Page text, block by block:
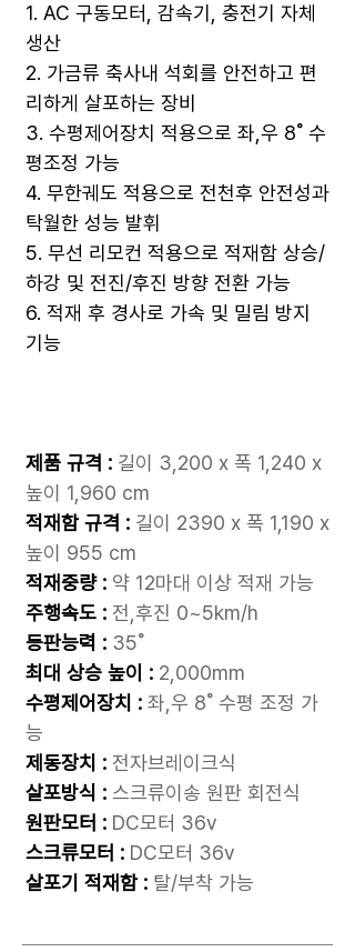
1. AC 구동모터, 감속기, 충전기 자체
생산
2. 가금류 축사내 석회를 안전하고 편
리하게 살포하는 장비
3. 수평제어장치 적용으로 좌,우 8˚ 수
평조정 가능
4. 무한궤도 적용으로 전천후 안전성과
탁월한 성능 발휘
5. 무선 리모컨 적용으로 적재함 상승/
하강 및 전진/후진 방향 전환 가능
6. 적재 후 경사로 가속 및 밀림 방지
기능
제품 규격 : 길이 3,200 x 폭 1,240 x
높이 1,960 cm
적재함 규격 : 길이 2390 x 폭 1,190 x
높이 955 cm
적재중량 : 약 12마대 이상 적재 가능
주행속도 : 전,후진 0~5km/h
등판능력 : 35˚
최대 상승 높이 : 2,000mm
수평제어장치 : 좌,우 8˚ 수평 조정 가
능
제동장치 : 전자브레이크식
살포방식 : 스크류이송 원판 회전식
원판모터 : DC모터 36v
스크류모터 : DC모터 36v
살포기 적재함 : 탈/부착 가능